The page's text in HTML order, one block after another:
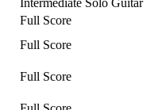
Intermediate Solo Guitar
Full Score
Full Score
Full Score